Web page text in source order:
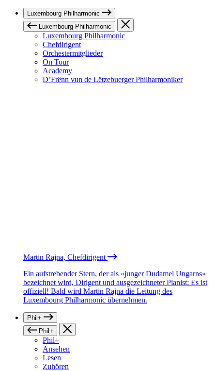
Luxembourg Philharmonic
Luxembourg Philharmonic
Luxembourg Philharmonic
Chefdirigent
Orchestermitglieder
On Tour
Academy
D’Frënn vun de Lëtzebuerger Philharmoniker
Martin Rajna, Chefdirigent
Ein aufstrebender Stern, der als «junger Dudamel Ungarns»
bezeichnet wird, Dirigent und ausgezeichneter Pianist: Es ist
offiziell! Bald wird Martin Rajna die Leitung des
Luxembourg Philharmonic übernehmen.
Phil+
Phil+
Phil+
Ansehen
Lesen
Zuhören